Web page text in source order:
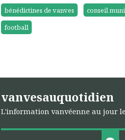
bénédictines de vanves
conseil
football
vanvesauquotidien
L'information vanvéenne au jour